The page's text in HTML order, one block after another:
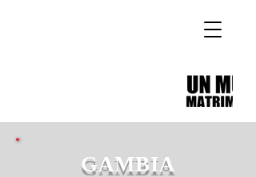
GAMBIA